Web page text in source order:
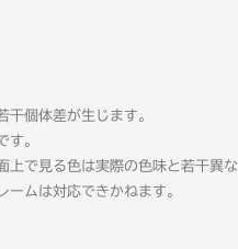
干個体差が生じます。
す。
上で見る色は実際の色味と若干異
ームは対応できかねます。